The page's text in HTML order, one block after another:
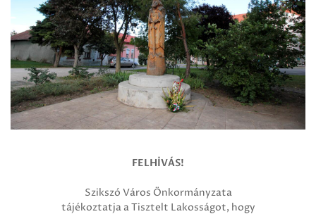
FELHÍVÁS!
Szikszó Város Önkormányzata
tájékoztatja a Tisztelt Lakosságot, hogy